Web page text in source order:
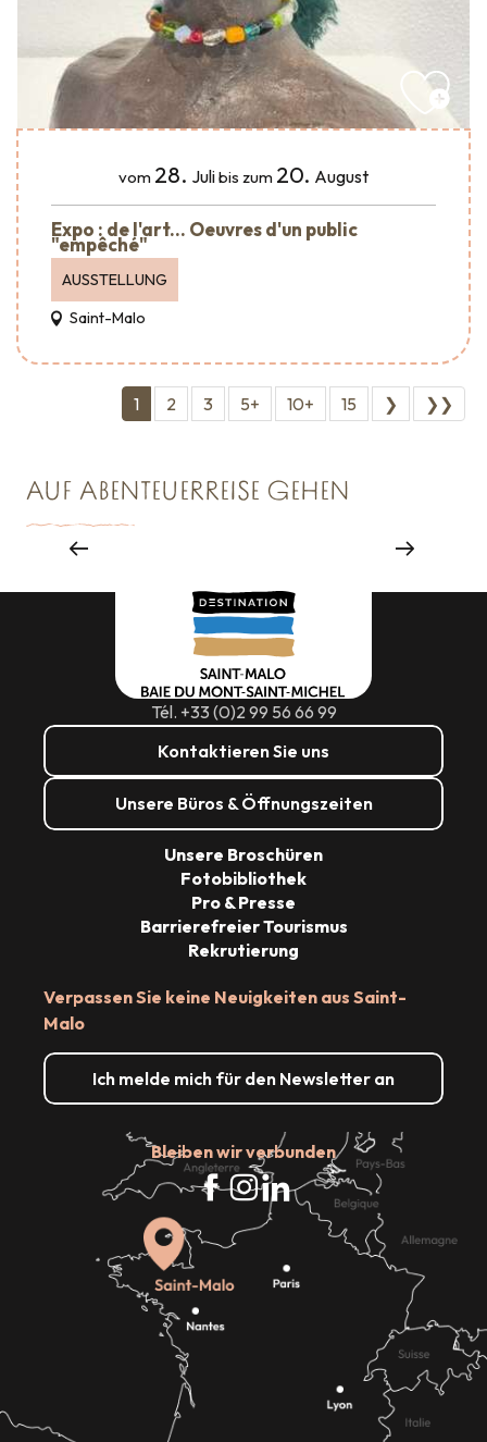
vom 28. Julibis zum 20. August
Expo : de l'art... Oeuvres d'un public
"empêché"
AUSSTELLUNG
Saint-Malo
1 2 3 5+ 10+ 15 ❯ ❯❯
AUF ABENTEUERREISE GEHEN
Tél. +33 (0)2 99 56 66 99
Kontaktieren Sie uns
Unsere Büros & Öffnungszeiten
Verpassen Sie keine Neuigkeiten aus Saint-
Malo
Ich melde mich für den Newsletter an
Bleiben wir verbunden
Unsere Broschüren
Fotobibliothek
Pro & Presse
Barrierefreier Tourismus
Rekrutierung